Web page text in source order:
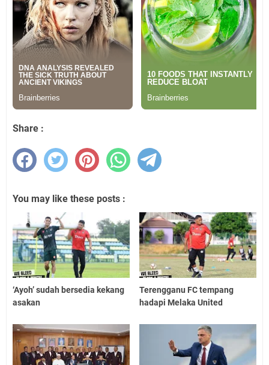
Share :
You may like these posts :
‘Ayoh’ sudah bersedia kekang
asakan
Terengganu FC tempang
hadapi Melaka United